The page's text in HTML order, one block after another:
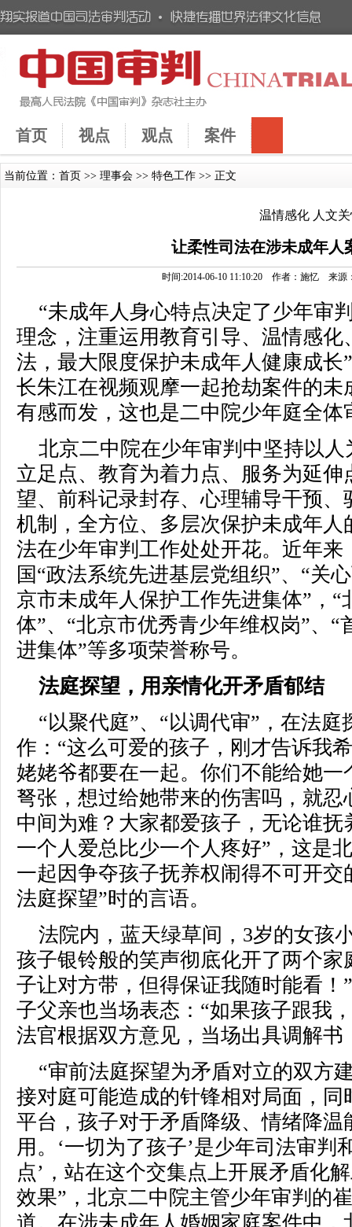
首页 视点 观点 案件
当前位置： 首页 >> 理事会 >> 特色工作 >> 正文
温情感化 人文
让柔性司法在涉未成年人
时间:2014-06-10 11:10:20 作者：施忆 来源
“未成年人身心特点决定了少年审
理念，注重运用教育引导、温情感
法，最大限度保护未成年人健康成
长朱江在视频观摩一起抢劫案件的
有感而发，这也是二中院少年庭全
北京二中院在少年审判中坚持以
立足点、教育为着力点、服务为延
望、前科记录封存、心理辅导干预、
机制，全方位、多层次保护未成年
法在少年审判工作处处开花。近年
国“政法系统先进基层党组织”、“关
京市未成年人保护工作先进集体”，
体”、“北京市优秀青少年维权岗”、
进集体”等多项荣誉称号。
法庭探望，用亲情化开矛盾郁结
“以聚代庭”、“以调代审”，在法
作：“这么可爱的孩子，刚才告诉我
姥姥爷都要在一起。你们不能给她
弩张，想过给她带来的伤害吗，就
中间为难？大家都爱孩子，无论谁
一个人爱总比少一个人疼好”，这是
一起因争夺孩子抚养权闹得不可开
法庭探望”时的言语。
法院内，蓝天绿草间，3岁的女孩
孩子银铃般的笑声彻底化开了两个家
子让对方带，但得保证我随时能看
子父亲也当场表态：“如果孩子跟我
法官根据双方意见，当场出具调解
“审前法庭探望为矛盾对立的双方
接对庭可能造成的针锋相对局面，
平台，孩子对于矛盾降级、情绪降
用。‘一切为了孩子’是少年司法审判
点’，站在这个交集点上开展矛盾化
效果”，北京二中院主管少年审判的